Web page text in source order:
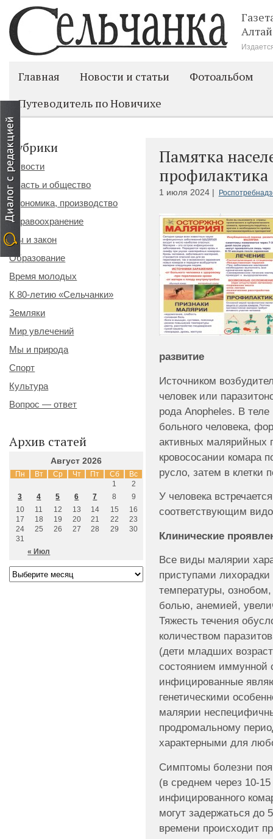
Главная Новости и статьи
Фотоальбом
Путеводитель по Новичихе
Памятка
профилактика
1 июля 2024 |
развитие
Источником
человек или
рода Anopheles. В
больного человека,
активных малярийных
кровососании комара
русло, затем в клетки
У человека
соответствующим
Клинические
Все виды малярии
приступами
температуры,
болью, анемией,
Тяжесть течения
количеством
(дети младших
состоянием
инфицированные
генетическими
малярии
продромальному
характерными для
Симптомы болезни
(в среднем через 10-
инфицированного
могут задержаться до
времени происходит
Рубрики
Новости
Власть и общество
Экономика, производство
Здравоохранение
Мы и закон
Образование
Время молодых
К 80-летию «Сельчанки»
Земляки
Мир увлечений
Мы и природа
Спорт
Культура
Вопрос — ответ
Архив статей
Август 2026
Пн Вт Ср Чт Пт Сб Вс
« Июл
1
2
3
4 5 6 7 8
9
10
11 12 13 14 15
16
17
18 19 20 21 22
23
24
25 26 27 28 29
30
31